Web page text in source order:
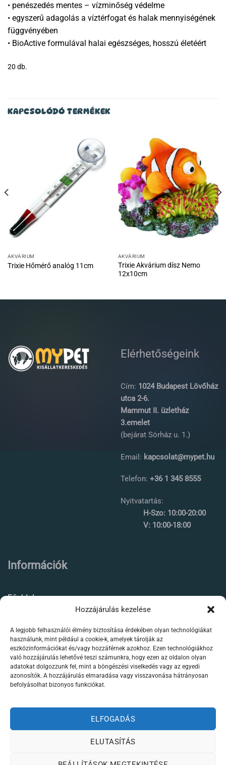
Hozzájárulás kezelése
A legjobb felhasználói élmény biztosítása érdekében olyan technológiákat
használunk, mint például a cookie-k, amelyek tárolják az
eszközinformációkat és/vagy hozzáférnek azokhoz. Ezen technológiákhoz
való hozzájárulás lehetővé teszi számunkra, hogy ezen az oldalon olyan
adatokat dolgozzunk fel, mint a böngészési viselkedés vagy az egyedi
azonosítók. A hozzájárulás elmaradása vagy visszavonása hátrányosan
befolyásolhat bizonyos funkciókat.
ELFOGADÁS
ELUTASÍTÁS
• penészedés mentes – vízminőség védelme
• egyszerű adagolás a víztérfogat és halak mennyiségének
függvényében
• BioActive formulával halai egészséges, hosszú életéért
20 db.
KAPCSOLÓDÓ TERMÉKEK
AKVÁRIUM
Trixie Hőmérő analóg 11cm
AKVÁRIUM
Trixie Akvárium dísz Nemo
12x10cm
Elérhetőségeink
Cím: 1024 Budapest Lövőház
utca 2-6.
Mammut II. üzletház
3.emelet
(bejárat Sörház u. 1.)
Email: kapcsolat@mypet.hu
Telefon: +36 1 345 8555
Nyitvatartás:
H-Szo: 10:00-20:00
V: 10:00-18:00
Információk
Főoldal
Élőállat kereskedés
Forgalmazott termékeink
Szaktanácsadás /
segítségnyújtás
Kapcsolat